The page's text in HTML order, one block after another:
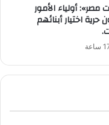
مصر»: أولياء الأمور
حرية اختيار أبنائهم